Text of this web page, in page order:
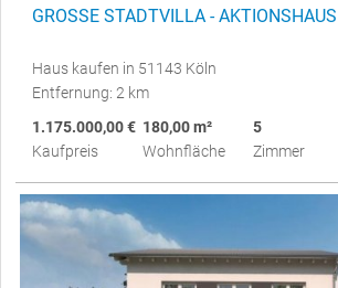
GROSSE STADTVILLA -
Haus kaufen in 51143 Köln
Entfernung: 2 km
1.175.000,00 €
Kaufpreis
180,00 m²
Wohnfläche
5
Zimmer